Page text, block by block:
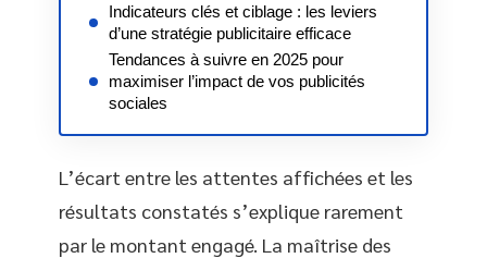
Indicateurs clés et ciblage : les leviers
d’une stratégie publicitaire efficace
Tendances à suivre en 2025 pour
maximiser l’impact de vos publicités
sociales
L’écart entre les attentes affichées et les
résultats constatés s’explique rarement
par le montant engagé. La maîtrise des